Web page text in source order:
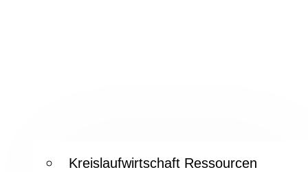
Kreislaufwirtschaft Ressourcen